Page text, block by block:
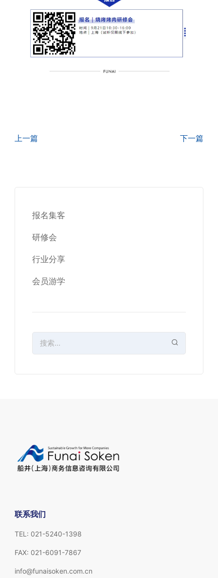
上一篇 下一篇
报名集客
研修会
行业分享
会员游学
联系我们
TEL: 021-5240-1398
FAX: 021-6091-7867
info@funaisoken.com.cn